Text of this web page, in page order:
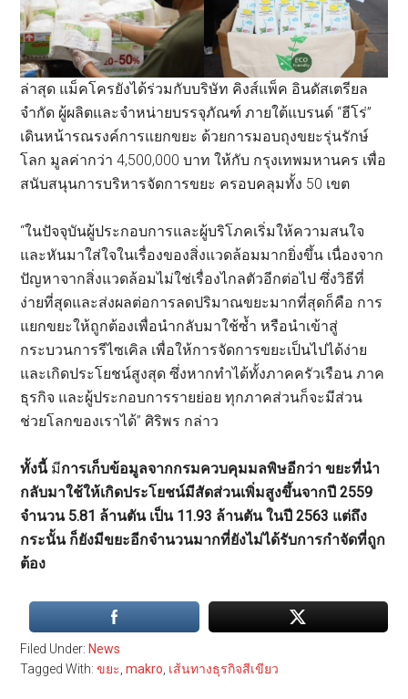
ล่าสุด แม็คโครยังได้ร่วมกับบริษัท คิงส์แพ็ค อินดัสเตรียล
จำกัด ผู้ผลิตและจำหน่ายบรรจุภัณฑ์ ภายใต้แบรนด์ “ฮีโร่”
เดินหน้ารณรงค์การแยกขยะ ด้วยการมอบถุงขยะรุ่นรักษ์
โลก มูลค่ากว่า 4,500,000 บาท ให้กับ กรุงเทพมหานคร เพื่อ
สนับสนุนการบริหารจัดการขยะ ครอบคลุมทั้ง 50 เขต
“ในปัจจุบันผู้ประกอบการและผู้บริโภคเริ่มให้ความสนใจ
และหันมาใส่ใจในเรื่องของสิ่งแวดล้อมมากยิ่งขึ้น เนื่องจาก
ปัญหาจากสิ่งแวดล้อมไม่ใช่เรื่องไกลตัวอีกต่อไป ซึ่งวิธีที่
ง่ายที่สุดและส่งผลต่อการลดปริมาณขยะมากที่สุดก็คือ การ
แยกขยะให้ถูกต้องเพื่อนำกลับมาใช้ซ้ำ หรือนำเข้าสู่
กระบวนการรีไซเคิล เพื่อให้การจัดการขยะเป็นไปได้ง่าย
และเกิดประโยชน์สูงสุด ซึ่งหากทำได้ทั้งภาคครัวเรือน ภาค
ธุรกิจ และผู้ประกอบการรายย่อย ทุกภาคส่วนก็จะมีส่วน
ช่วยโลกของเราได้” ศิริพร กล่าว
ทั้งนี้ มีการเก็บข้อมูลจากกรมควบคุมมลพิษอีกว่า ขยะที่นำ
กลับมาใช้ให้เกิดประโยชน์มีสัดส่วนเพิ่มสูงขึ้นจากปี 2559
จำนวน 5.81 ล้านตัน เป็น 11.93 ล้านตัน ในปี 2563 แต่ถึง
กระนั้น ก็ยังมีขยะอีกจำนวนมากที่ยังไม่ได้รับการกำจัดที่ถูก
ต้อง
Filed Under: News
Tagged With:ขยะ,makro, เส้นทางธุรกิจสีเขียว